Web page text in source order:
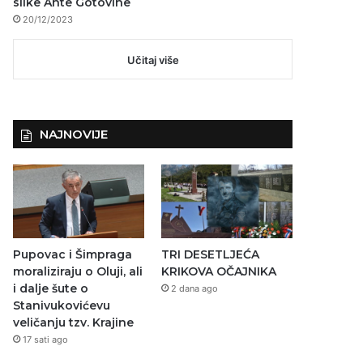
20/12/2023
Učitaj više
NAJNOVIJE
Pupovac i Šimpraga
moraliziraju o Oluji, ali
i dalje šute o
Stanivukovićevu
veličanju tzv. Krajine
17 sati ago
TRI DESETLJEĆA
KRIKOVA OČAJNIKA
2 dana ago